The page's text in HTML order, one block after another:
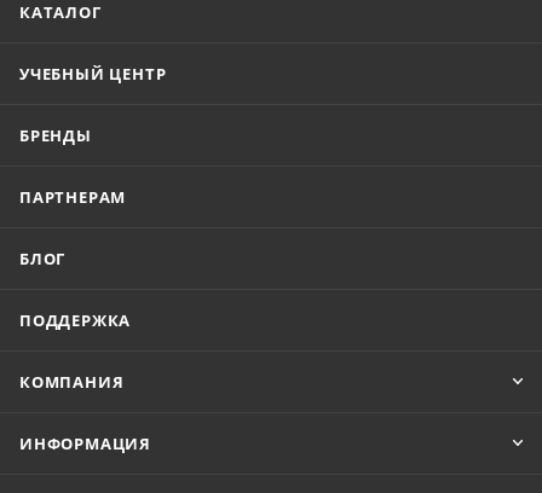
КАТАЛОГ
УЧЕБНЫЙ ЦЕНТР
БРЕНДЫ
ПАРТНЕРАМ
БЛОГ
ПОДДЕРЖКА
КОМПАНИЯ
ИНФОРМАЦИЯ